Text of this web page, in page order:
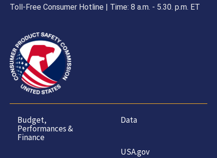
Toll-Free Consumer Hotline | Time: 8 a.m. - 5.30. p.m. ET
Budget,
Performances &
Finance
Data
USA.gov